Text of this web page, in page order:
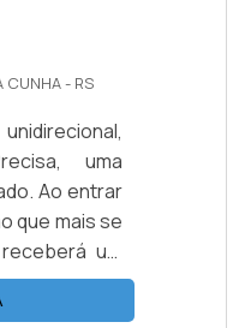
CUNHA - RS
uma
Ao entrar
que mais se
um
eventuais
a ser